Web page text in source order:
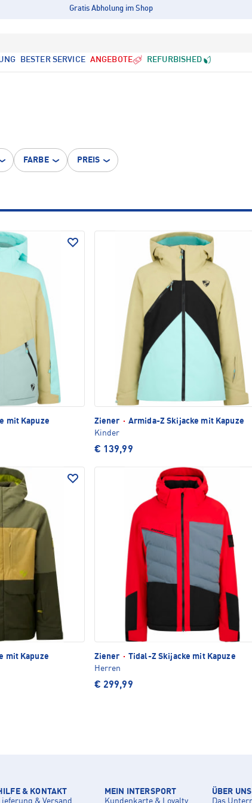
Gratis Abholung im Shop
BESTER SERVICE ANGEBOTE REFURBISHED
FARBE PREIS
mit Kapuze
Ziener · Armida-Z Skijacke mit Kapuze
Kinder
€ 139,99
mit Kapuze
Ziener · Tidal-Z Skijacke mit Kapuze
Herren
€ 299,99
& KONTAKT
MEIN INTERSPORT
ÜBER UNS